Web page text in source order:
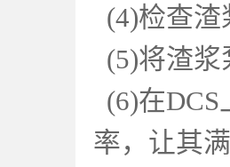
(4)检查渣
(5)将渣浆
(6)在DCS
率，让其